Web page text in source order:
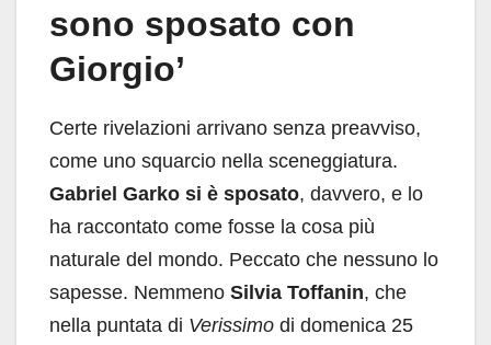
sono sposato con
Giorgio’
Certe rivelazioni arrivano senza preavviso,
come uno squarcio nella sceneggiatura.
Gabriel Garko si è sposato, davvero, e lo
ha raccontato come fosse la cosa più
naturale del mondo. Peccato che nessuno lo
sapesse. Nemmeno Silvia Toffanin, che
nella puntata di Verissimo di domenica 25